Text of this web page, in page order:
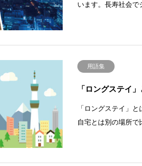
います。長寿社会で
用語集
「ロングステイ
「ロングステイ」
自宅とは別の場所で